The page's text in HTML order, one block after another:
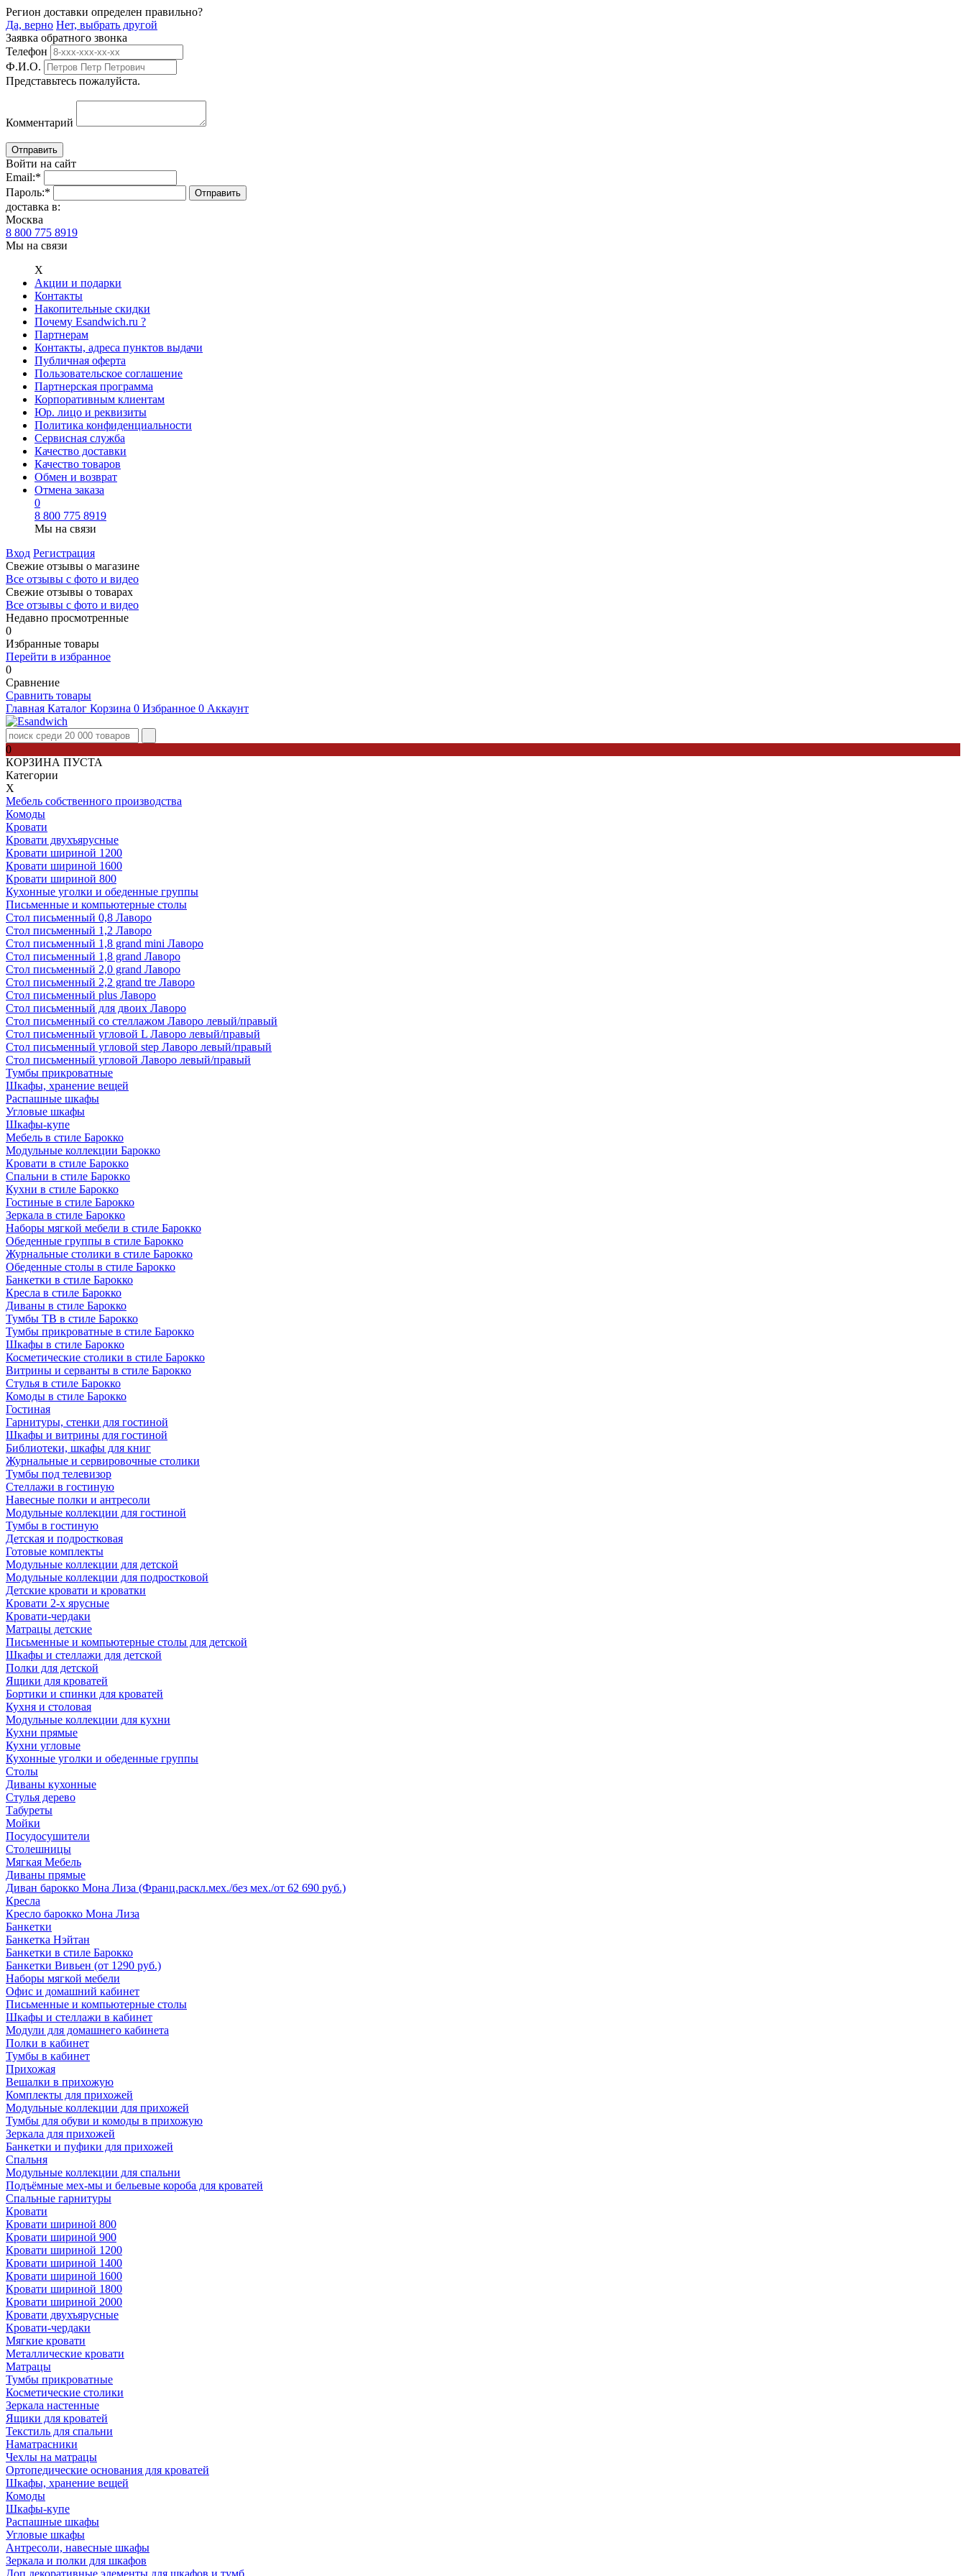
Регион доставки определен правильно?
Да, верно Нет, выбрать другой
Заявка обратного звонка
Телефон
Ф.И.О.
Представьтесь пожалуйста.
Комментарий
Войти на сайт
Email:*
Пароль:*
доставка в:
Москва
8 800 775 8919
Мы на связи
Х
Акции и подарки
Контакты
Накопительные скидки
Почему Esandwich.ru ?
Партнерам
Контакты, адреса пунктов выдачи
Публичная оферта
Пользовательское соглашение
Партнерская программа
Корпоративным клиентам
Юр. лицо и реквизиты
Политика конфиденциальности
Сервисная служба
Качество доставки
Качество товаров
Обмен и возврат
Отмена заказа
0
8 800 775 8919
Мы на связи
Вход Регистрация
Свежие отзывы о магазине
Все отзывы с фото и видео
Свежие отзывы о товарах
Все отзывы c фото и видео
Недавно просмотренные
0
Избранные товары
Перейти в избранное
0
Сравнение
Сравнить товары
Главная Каталог Корзина 0 Избранное 0 Аккаунт
0
КОРЗИНА ПУСТА
Категории
Х
Мебель собственного производства
Комоды
Кровати
Кровати двухъярусные
Кровати шириной 1200
Кровати шириной 1600
Кровати шириной 800
Кухонные уголки и обеденные группы
Письменные и компьютерные столы
Стол письменный 0,8 Лаворо
Стол письменный 1,2 Лаворо
Стол письменный 1,8 grand mini Лаворо
Стол письменный 1,8 grand Лаворо
Стол письменный 2,0 grand Лаворо
Стол письменный 2,2 grand tre Лаворо
Стол письменный plus Лаворо
Стол письменный для двоих Лаворо
Стол письменный со стеллажом Лаворо левый/правый
Стол письменный угловой L Лаворо левый/правый
Стол письменный угловой step Лаворо левый/правый
Стол письменный угловой Лаворо левый/правый
Тумбы прикроватные
Шкафы, хранение вещей
Распашные шкафы
Угловые шкафы
Шкафы-купе
Мебель в стиле Барокко
Модульные коллекции Барокко
Кровати в стиле Барокко
Спальни в стиле Барокко
Кухни в стиле Барокко
Гостиные в стиле Барокко
Зеркала в стиле Барокко
Наборы мягкой мебели в стиле Барокко
Обеденные группы в стиле Барокко
Журнальные столики в стиле Барокко
Обеденные столы в стиле Барокко
Банкетки в стиле Барокко
Кресла в стиле Барокко
Диваны в стиле Барокко
Тумбы ТВ в стиле Барокко
Тумбы прикроватные в стиле Барокко
Шкафы в стиле Барокко
Косметические столики в стиле Барокко
Витрины и серванты в стиле Барокко
Стулья в стиле Барокко
Комоды в стиле Барокко
Гостиная
Гарнитуры, стенки для гостиной
Шкафы и витрины для гостиной
Библиотеки, шкафы для книг
Журнальные и сервировочные столики
Тумбы под телевизор
Стеллажи в гостиную
Навесные полки и антресоли
Модульные коллекции для гостиной
Тумбы в гостиную
Детская и подростковая
Готовые комплекты
Модульные коллекции для детской
Модульные коллекции для подростковой
Детские кровати и кроватки
Кровати 2-х ярусные
Кровати-чердаки
Матрацы детские
Письменные и компьютерные столы для детской
Шкафы и стеллажи для детской
Полки для детской
Ящики для кроватей
Бортики и спинки для кроватей
Кухня и столовая
Модульные коллекции для кухни
Кухни прямые
Кухни угловые
Кухонные уголки и обеденные группы
Столы
Диваны кухонные
Стулья дерево
Табуреты
Мойки
Посудосушители
Столешницы
Мягкая Мебель
Диваны прямые
Диван барокко Мона Лиза (Франц.раскл.мех./без мех./от 62 690 руб.)
Кресла
Кресло барокко Мона Лиза
Банкетки
Банкетка Нэйтан
Банкетки в стиле Барокко
Банкетки Вивьен (от 1290 руб.)
Наборы мягкой мебели
Офис и домашний кабинет
Письменные и компьютерные столы
Шкафы и стеллажи в кабинет
Модули для домашнего кабинета
Полки в кабинет
Тумбы в кабинет
Прихожая
Вешалки в прихожую
Комплекты для прихожей
Модульные коллекции для прихожей
Тумбы для обуви и комоды в прихожую
Зеркала для прихожей
Банкетки и пуфики для прихожей
Спальня
Модульные коллекции для спальни
Подъёмные мех-мы и бельевые короба для кроватей
Спальные гарнитуры
Кровати
Кровати шириной 800
Кровати шириной 900
Кровати шириной 1200
Кровати шириной 1400
Кровати шириной 1600
Кровати шириной 1800
Кровати шириной 2000
Кровати двухъярусные
Кровати-чердаки
Мягкие кровати
Металлические кровати
Матрацы
Тумбы прикроватные
Косметические столики
Зеркала настенные
Ящики для кроватей
Текстиль для спальни
Наматрасники
Чехлы на матрацы
Ортопедические основания для кроватей
Шкафы, хранение вещей
Комоды
Шкафы-купе
Распашные шкафы
Угловые шкафы
Антресоли, навесные шкафы
Зеркала и полки для шкафов
Доп.декоративные элементы для шкафов и тумб